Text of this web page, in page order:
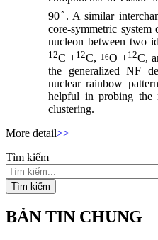
90◦ . A similar
core-symmetric
nucleon between two
12C +12C, 16O +12C,
the generalized NF
nuclear rainbow
helpful in probing the
clustering.
More detail>>
Tìm kiếm
Tìm kiếm
BẢN TIN CHUNG